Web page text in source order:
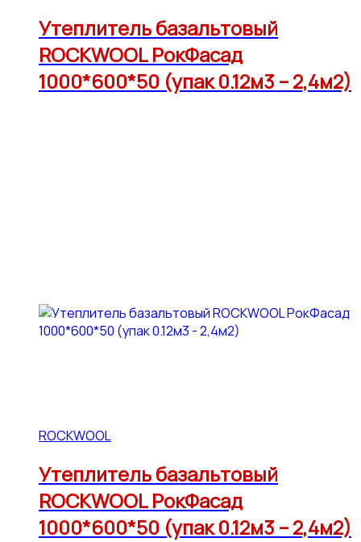
Утеплитель базальтовый
ROCKWOOL РокФасад
1000*600*50 (упак 0.12м3 – 2,4м2)
ROCKWOOL
Утеплитель базальтовый
ROCKWOOL РокФасад
1000*600*50 (упак 0.12м3 – 2,4м2)